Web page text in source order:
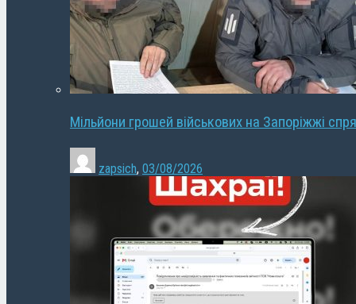
Мільйони грошей військових на Запоріжжі
zapsich, 03/08/2026